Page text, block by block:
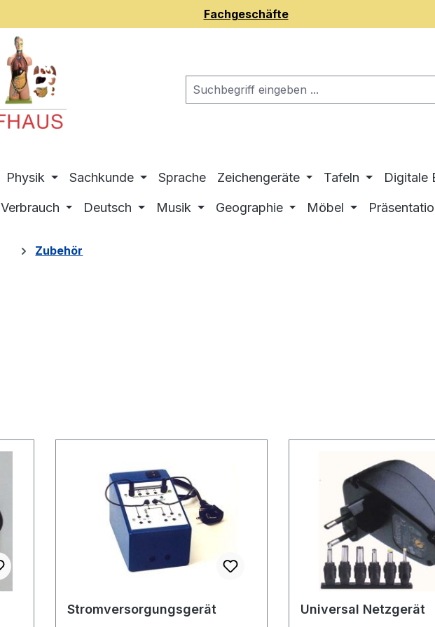
Fachgeschäfte
Physik Sachkunde Sprache Zeichengeräte Tafeln Digitale
Verbrauch Deutsch Musik Geographie Möbel
Zubehör
Stromversorgungsgerät Universal Netzgerät